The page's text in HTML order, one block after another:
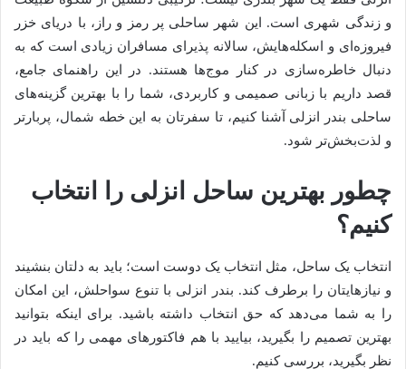
و زندگی شهری است. این شهر ساحلی پر رمز و راز، با دریای خزر
فیروزه‌ای و اسکله‌هایش، سالانه پذیرای مسافران زیادی است که به
دنبال خاطره‌سازی در کنار موج‌ها هستند. در این راهنمای جامع،
قصد داریم با زبانی صمیمی و کاربردی، شما را با بهترین گزینه‌های
ساحلی بندر انزلی آشنا کنیم، تا سفرتان به این خطه شمال، پربارتر
و لذت‌بخش‌تر شود.
چطور بهترین ساحل انزلی را انتخاب
کنیم؟
انتخاب یک ساحل، مثل انتخاب یک دوست است؛ باید به دلتان بنشیند
و نیازهایتان را برطرف کند. بندر انزلی با تنوع سواحلش، این امکان
را به شما می‌دهد که حق انتخاب داشته باشید. برای اینکه بتوانید
بهترین تصمیم را بگیرید، بیایید با هم فاکتورهای مهمی را که باید در
نظر بگیرید، بررسی کنیم.